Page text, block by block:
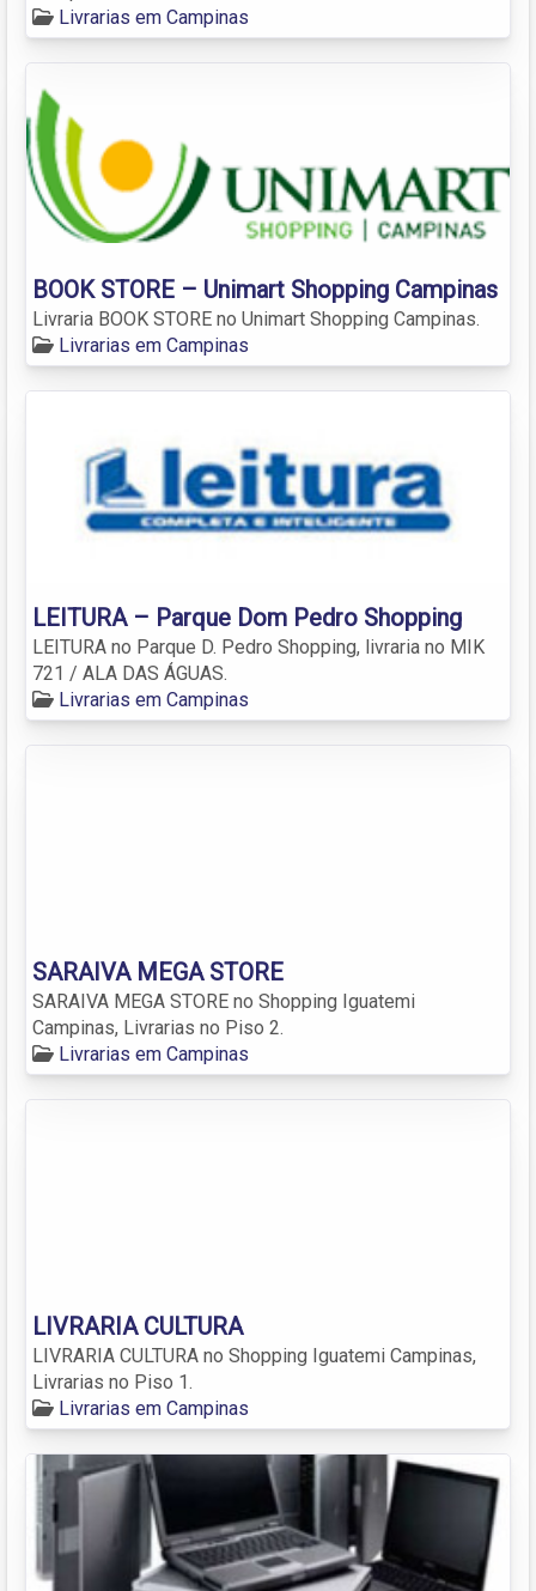
Livrarias em Campinas
BOOK STORE – Unimart Shopping Campinas
Livraria BOOK STORE no Unimart Shopping Campinas.
Livrarias em Campinas
LEITURA – Parque Dom Pedro Shopping
LEITURA no Parque D. Pedro Shopping, livraria no MIK
721 / ALA DAS ÁGUAS.
Livrarias em Campinas
SARAIVA MEGA STORE
SARAIVA MEGA STORE no Shopping Iguatemi
Campinas, Livrarias no Piso 2.
Livrarias em Campinas
LIVRARIA CULTURA
LIVRARIA CULTURA no Shopping Iguatemi Campinas,
Livrarias no Piso 1.
Livrarias em Campinas